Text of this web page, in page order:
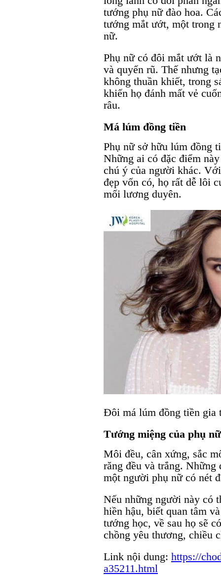
tướng phụ nữ đào hoa.
tướng mắt ướt, một trong
nữ.
Phụ nữ có đôi mắt ướt là
và quyến rũ. Thế nhưng
không thuần khiết, trong
khiến họ đánh mất vẻ
râu.
Má lúm đồng tiền
Phụ nữ sở hữu lúm đồng
Những ai có đặc điểm
chú ý của người khác.
đẹp vốn có, họ rất dễ lôi
mối lương duyên.
Đôi má lúm đồng tiền gia
Tướng miệng của phụ
Môi đều, cân xứng, sắc
răng đều và trắng. Những
một người phụ nữ có nét
Nếu những người này có
hiền hậu, biết quan tâm
tướng học, về sau họ sẽ
chồng yêu thương, chiều
Link nội dung: https://
a35211.html